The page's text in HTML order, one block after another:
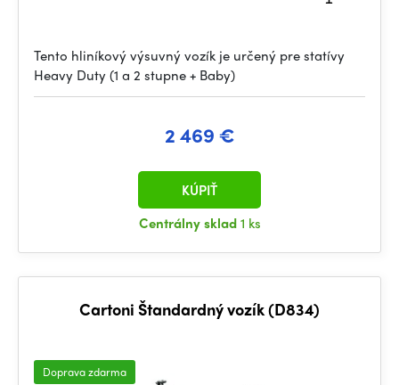
Tento hliníkový výsuvný vozík je určený pre statívy
Heavy Duty (1 a 2 stupne + Baby)
2 469 €
Centrálny sklad1 ks
KÚPIŤ
Cartoni Štandardný vozík (D834)
Doprava zdarma